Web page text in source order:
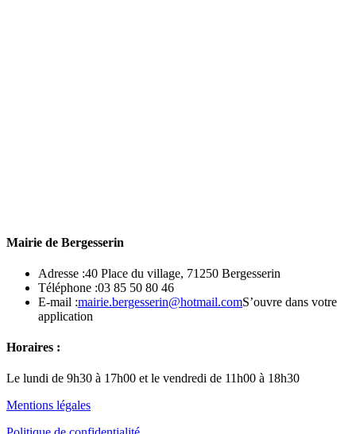
Mairie de Bergesserin
Adresse :40 Place du village, 71250 Bergesserin
Téléphone :03 85 50 80 46
E-mail :mairie.bergesserin@hotmail.comS’ouvre dans votre
application
Horaires :
Le lundi de 9h30 à 17h00 et le vendredi de 11h00 à 18h30
Mentions légales